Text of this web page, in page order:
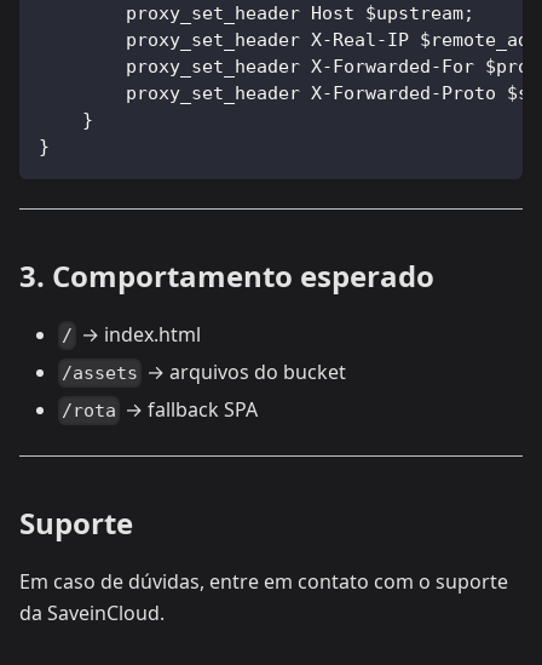
        proxy_set_header Host $upstream;
proxy_set_header X-Real-IP
proxy_set_header X-Forwarded-For
proxy_set_header X-Forwarded-Proto
    }
}
3. Comportamento esperado
/ → index.html
/assets → arquivos do bucket
/rota → fallback SPA
Suporte
Em caso de dúvidas, entre em contato com o suporte
da SaveinCloud.